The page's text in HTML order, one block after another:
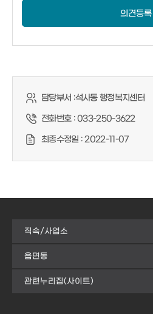
의견등록
담당부서 :석사동 행정복지센터
전화번호 :033-250-3622
최종수정일 :2022-11-07
직속/사업소
읍면동
관련누리집(사이트)